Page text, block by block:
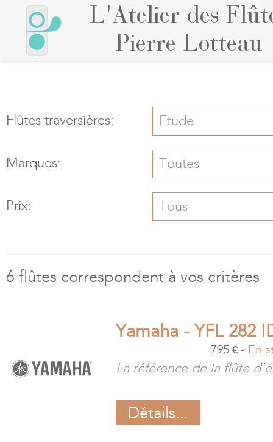
L'Atelier des
Pierre Lotteau
Flûtes traversières: Etude
Marques: Toutes
Prix: Tous
6 flûtes correspondent à vos critères
Yamaha - YFL 282
795 € - En
La référence de la flûte
Détails...